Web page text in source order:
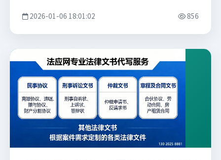
2026-01-06 18:01:02 856